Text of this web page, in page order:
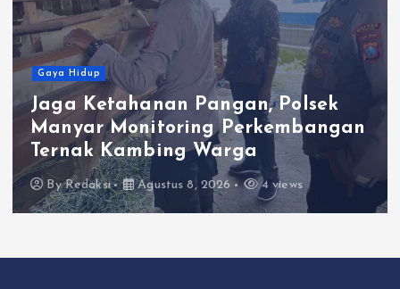
Gaya Hidup
Jaga Ketahanan Pangan, Polsek
Manyar Monitoring Perkembangan
Ternak Kambing Warga
ByRedaksi Agustus 8, 2026 4 views